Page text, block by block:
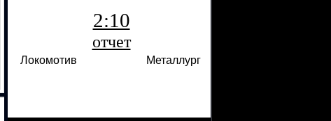
2:10
отчет
Локомотив Металлург